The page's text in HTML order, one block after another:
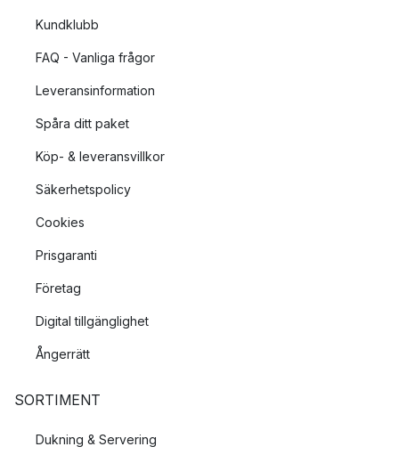
Kundklubb
FAQ - Vanliga frågor
Leveransinformation
Spåra ditt paket
Köp- & leveransvillkor
Säkerhetspolicy
Cookies
Prisgaranti
Företag
Digital tillgänglighet
Ångerrätt
SORTIMENT
Dukning & Servering